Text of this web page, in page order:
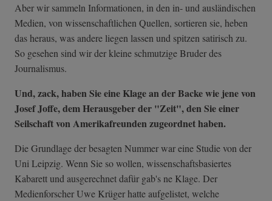
Aber wir sammeln Informationen, in den in- und ausländischen
Medien, von wissenschaftlichen Quellen, sortieren sie, heben
das heraus, was andere liegen lassen und spitzen satirisch zu.
So gesehen sind wir der kleine schmutzige Bruder des
Journalismus.
Und, zack, haben Sie eine Klage an der Backe wie jene von
Josef Joffe, dem Herausgeber der "Zeit", den Sie einer
Seilschaft von Amerikafreunden zugeordnet haben.
Die Grundlage der besagten Nummer war eine Studie von der
Uni Leipzig. Wenn Sie so wollen, wissenschaftsbasiertes
Kabarett und ausgerechnet dafür gab's ne Klage. Der
Medienforscher Uwe Krüger hatte aufgelistet, welche